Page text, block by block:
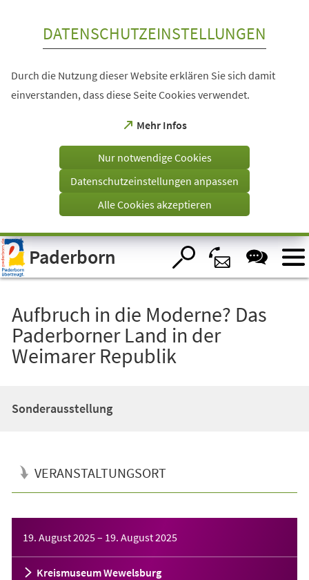
Visuelle
Assistenzsoftware
öffnen.
DATENSCHUTZEINSTELLUNGEN
Durch die Nutzung dieser Website erklären Sie sich damit
einverstanden, dass diese Seite Cookies verwendet.
Mehr Infos
(Öffnet
einem
Tab)
Nur notwendige Cookies
Datenschutzeinstellungen anpassen
Alle Cookies akzeptieren
Paderborn
Aufbruch in die Moderne? Das
Paderborner Land in der
Weimarer Republik
Sonderausstellung
VERANSTALTUNGSORT
19. August 2025– 19. August 2025
Kreismuseum Wewelsburg